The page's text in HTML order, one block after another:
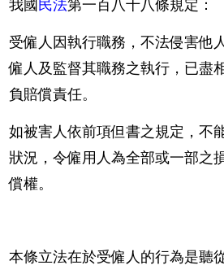
受僱人因執行職務，不法侵害他
僱人及監督其職務之執行，已盡
負賠償責任。
如被害人依前項但書之規定，不
狀況，令僱用人為全部或一部之
償權。
本條立法在於受僱人的行為是聽